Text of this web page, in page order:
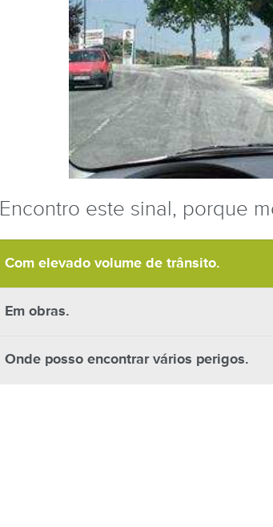
Encontro este sinal, porque
Com elevado volume de trânsito.
Em obras.
Onde posso encontrar vários perigos.